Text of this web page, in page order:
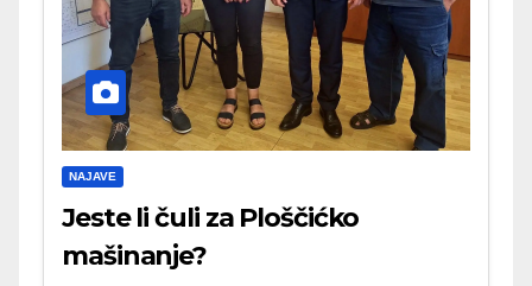
NAJAVE
Jeste li čuli za Ploščićko
mašinanje?